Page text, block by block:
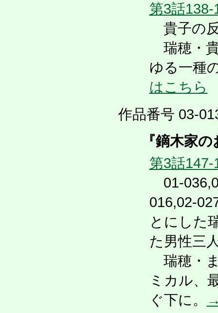
第3話138-
貴子の
瑞穂・
ゆる一種
はこちら
作品番号 03-
『鏑木家
第3話147-
01-
016,02-
とにした
た男性三
瑞穂・
ミカル、
ぐ下に。